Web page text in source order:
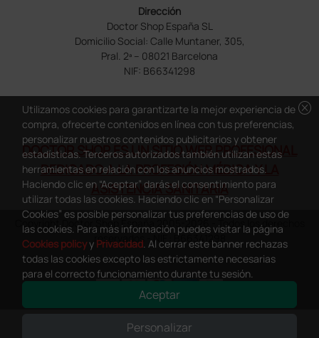
Dirección
Doctor Shop España SL
Domicilio Social: Calle Muntaner, 305,
Pral. 2ª – 08021 Barcelona
NIF: B66341298
DOCTOR SHOP ES UN SITIO WEB PROFESIONAL
DEDICADO A LA PROFESIÓN MÉDICA Y LA
ASISTENCIA SANITARIA
Copyright Doctor Shop España 2005-2026 - Todos los derechos
reservados - NIF.: B66341298
This site is protected by reCAPTCHA and the Google
cancel
Utilizamos cookies para garantizarte la mejor experiencia de
compra, ofrecerte contenidos en línea con tus preferencias,
personalizar nuestros contenidos publicitarios y obtener
estadísticas. Terceros autorizados también utilizan estas
herramientas en relación con los anuncios mostrados.
Haciendo clic en “Aceptar” darás el consentimiento para
utilizar todas las cookies. Haciendo clic en “Personalizar
Cookies” es posible personalizar tus preferencias de uso de
las cookies. Para más información puedes visitar la página
Cookies policyy Privacidad. Al cerrar este banner rechazas
todas las cookies excepto las estrictamente necesarias
para el correcto funcionamiento durante tu sesión.
Aceptar
Personalizar